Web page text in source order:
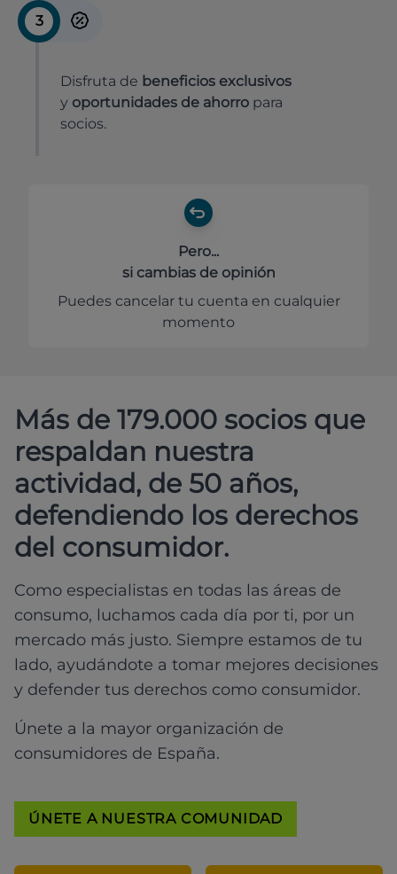
3
Disfruta de beneficios exclusivos
y oportunidades de ahorro para
socios.
Pero...
si cambias de opinión
Puedes cancelar tu cuenta en cualquier
momento
Más de 179.000 socios que
respaldan nuestra
actividad, de 50 años,
defendiendo los derechos
del consumidor.
Como especialistas en todas las áreas de
consumo, luchamos cada día por ti, por un
mercado más justo. Siempre estamos de tu
lado, ayudándote a tomar mejores decisiones
y defender tus derechos como consumidor.
Únete a la mayor organización de
consumidores de España.
ÚNETE A NUESTRA COMUNIDAD